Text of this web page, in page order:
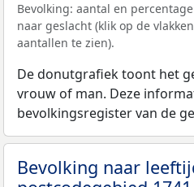
Bevolking: aantal en
naar geslacht (klik op de
aantallen te zien).
De donutgrafiek toont het
vrouw of man. Deze
bevolkingsregister van de
Bevolking naar